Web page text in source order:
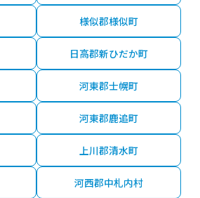
様似郡様似町
日高郡新ひだか町
河東郡士幌町
河東郡鹿追町
上川郡清水町
河西郡中札内村